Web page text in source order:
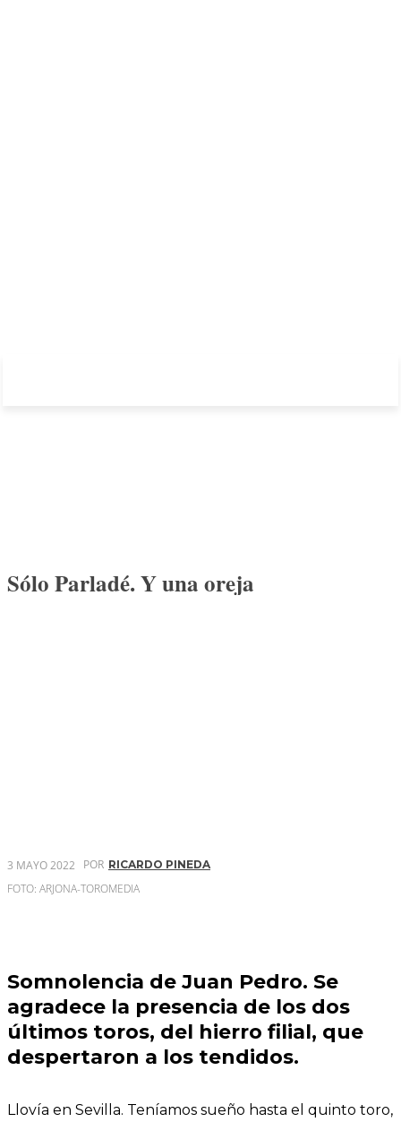
Sólo Parladé. Y una oreja
3 MAYO 2022 POR RICARDO PINEDA
FOTO: ARJONA-TOROMEDIA
Somnolencia de Juan Pedro. Se
agradece la presencia de los dos
últimos toros, del hierro filial, que
despertaron a los tendidos.
Llovía en Sevilla. Teníamos sueño hasta el quinto toro,